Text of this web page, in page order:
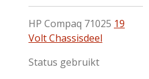
HP Compaq 71025 19
Volt Chassisdeel
Status gebruikt